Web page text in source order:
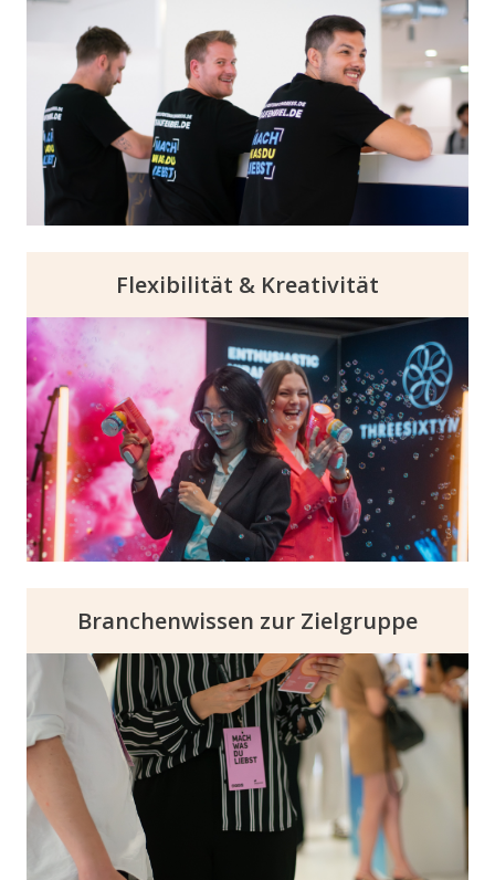
bis zur Umsetzung. Verlass dich auf
umfassende Unterstützung durch unser
Customer Success Team, inklusive Tools,
Informationen und Expertenwissen für deine
erfolgreiche Positionierung auf unseren
Events.
Flexibilität & Kreativität
Passe den Brand-Auftritt an eure
Bedürfnisse an und profitiere von
maßgeschneiderten Lösungen. Neben Rund-
um-Sorglos-Paketen bieten unsere Events
viel Raum für kreative und flexible Ansätze,
die eure Zielsetzung gegenüber den
Talenten optimal widerspiegeln.
Branchenwissen zur Zielgruppe
Nutze unser starkes Zielgruppenverständnis
für langfristigen Recruiting Erfolg. Profitiere
von unserem Know-how, um nicht nur dein
Recruiting und Employer Branding zu
stärken, sondern auch wertvolle Einblicke
für langfristige Strategien &
Positionierungen zu gewinnen.